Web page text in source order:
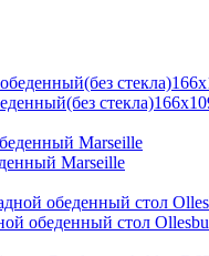
Marseille
обеденный стол